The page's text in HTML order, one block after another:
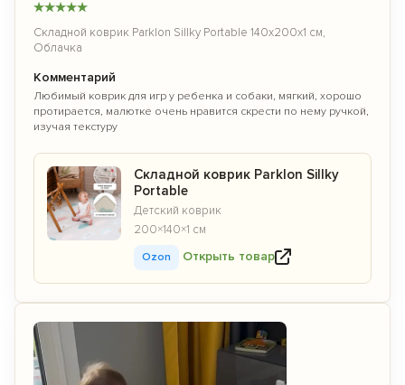
★★★★★
Складной коврик Parklon Sillky Portable 140x200x1 см,
Облачка
Комментарий
Любимый коврик для игр у ребенка и собаки, мягкий, хорошо
протирается, малютке очень нравится скрести по нему ручкой,
изучая текстуру
Складной коврик Parklon Sillky
Portable
Детский коврик
200×140×1 см
Ozon Открыть товар